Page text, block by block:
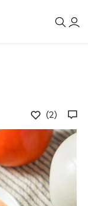
(2)